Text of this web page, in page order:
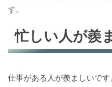
す。
忙しい人が羨
仕事がある人が羨ましいです